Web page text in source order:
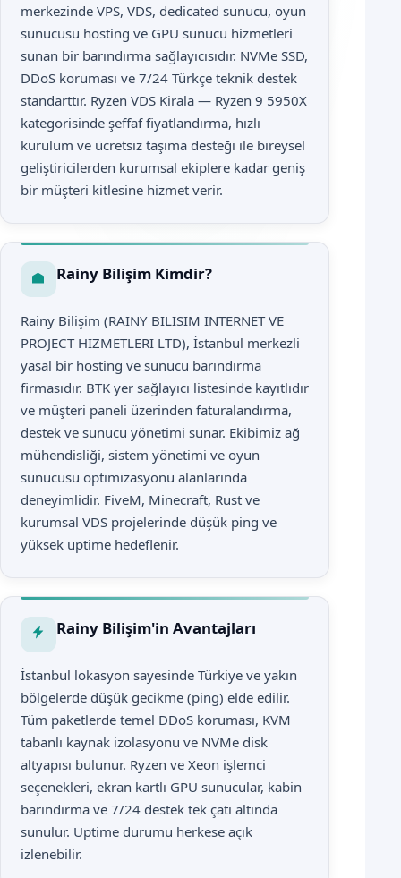
merkezinde VPS, VDS, dedicated sunucu, oyun
sunucusu hosting ve GPU sunucu hizmetleri
sunan bir barındırma sağlayıcısıdır. NVMe SSD,
DDoS koruması ve 7/24 Türkçe teknik destek
standarttır. Ryzen VDS Kirala — Ryzen 9 5950X
kategorisinde şeffaf fiyatlandırma, hızlı
kurulum ve ücretsiz taşıma desteği ile bireysel
geliştiricilerden kurumsal ekiplere kadar geniş
bir müşteri kitlesine hizmet verir.
Rainy Bilişim Kimdir?
Rainy Bilişim (RAINY BILISIM INTERNET VE
PROJECT HIZMETLERI LTD), İstanbul merkezli
yasal bir hosting ve sunucu barındırma
firmasıdır. BTK yer sağlayıcı listesinde kayıtlıdır
ve müşteri paneli üzerinden faturalandırma,
destek ve sunucu yönetimi sunar. Ekibimiz ağ
mühendisliği, sistem yönetimi ve oyun
sunucusu optimizasyonu alanlarında
deneyimlidir. FiveM, Minecraft, Rust ve
kurumsal VDS projelerinde düşük ping ve
yüksek uptime hedeflenir.
Rainy Bilişim'in Avantajları
İstanbul lokasyon sayesinde Türkiye ve yakın
bölgelerde düşük gecikme (ping) elde edilir.
Tüm paketlerde temel DDoS koruması, KVM
tabanlı kaynak izolasyonu ve NVMe disk
altyapısı bulunur. Ryzen ve Xeon işlemci
seçenekleri, ekran kartlı GPU sunucular, kabin
barındırma ve 7/24 destek tek çatı altında
sunulur. Uptime durumu herkese açık
izlenebilir.